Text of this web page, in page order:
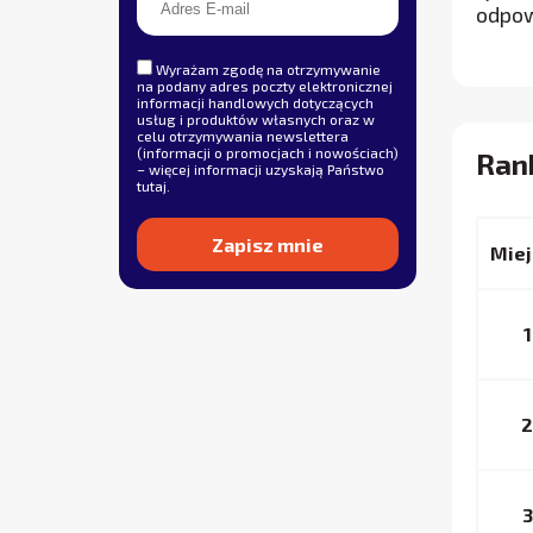
Wyrażam zgodę na otrzymywanie
na podany adres poczty elektronicznej
informacji handlowych dotyczących
usług i produktów własnych oraz w
celu otrzymywania newslettera
(informacji o promocjach i nowościach)
– więcej informacji uzyskają Państwo
tutaj
1
2
3